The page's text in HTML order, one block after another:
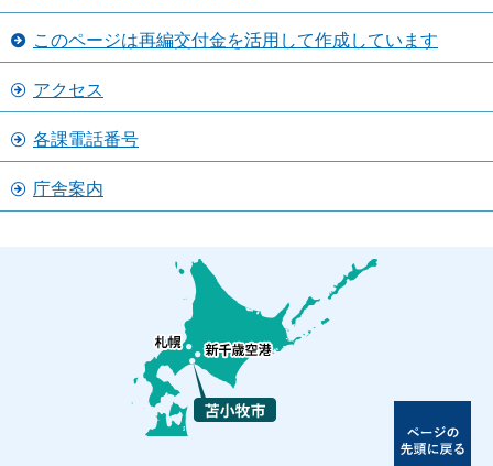
このページは再編交付金を活用して作成しています
アクセス
各課電話番号
庁舎案内